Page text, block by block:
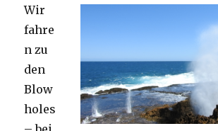
Wir
fahre
n zu
den
Blow
holes